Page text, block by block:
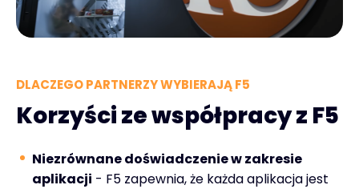
DLACZEGO PARTNERZY WYBIERAJĄ F5
Korzyści ze współpracy z F5
Niezrównane doświadczenie w zakresie
aplikacji - F5 zapewnia, że każda aplikacja jest